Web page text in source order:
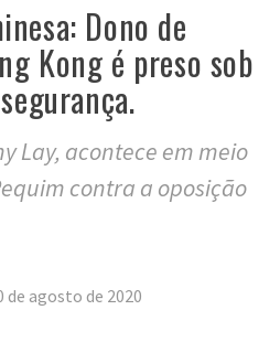
Dono de
Kong é preso sob
Lay, acontece em meio
contra a oposição
de agosto de 2020